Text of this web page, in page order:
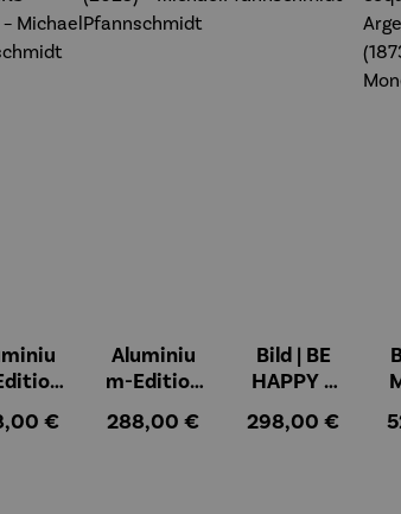
-Preis:
€
Aluminiu
m-Edition
MY LIFE
Regulärer Preis:
288,00 €
Bild | BE
HAPPY –
Pfannsch
Regulärer Preis:
298,00 €